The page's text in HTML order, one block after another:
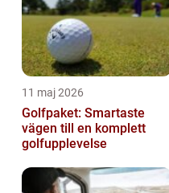
11 maj 2026
Golfpaket: Smartaste
vägen till en komplett
golfupplevelse